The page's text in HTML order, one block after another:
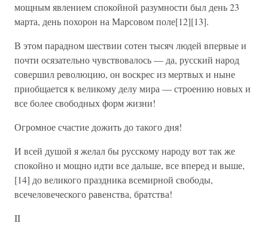
мощным явлением спокойной разумности был день 23
марта, день похорон на Марсовом поле[12][13].
В этом парадном шествии сотен тысяч людей впервые и
почти осязательно чувствовалось — да, русский народ
совершил революцию, он воскрес из мертвых и ныне
приобщается к великому делу мира — строению новых и
все более свободных форм жизни!
Огромное счастие дожить до такого дня!
И всей душой я желал бы русскому народу вот так же
спокойно и мощно идти все дальше, все вперед и выше,
[14] до великого праздника всемирной свободы,
всечеловеческого равенства, братства!
II